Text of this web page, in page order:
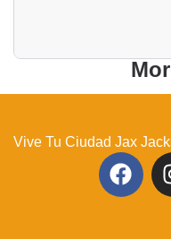
Vive Tu Ciudad Jax